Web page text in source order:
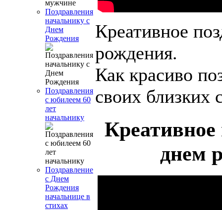
Поздравления
начальнику с
Днем
Рождения
Поздравления
с юбилеем 60
лет
начальнику
Поздравление
с Днем
Рождения
начальнице в
стихах
Креативное
рождения.
Как красиво
своих близких
Креативное
днем